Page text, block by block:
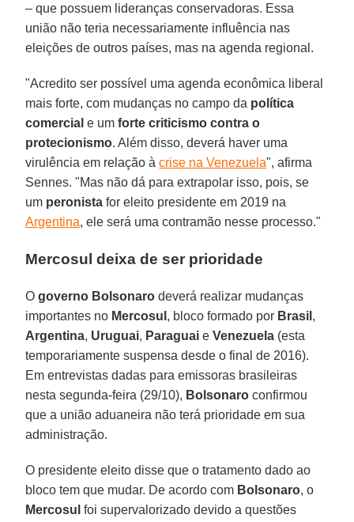
– que possuem lideranças conservadoras. Essa
união não teria necessariamente influência nas
eleições de outros países, mas na agenda regional.
"Acredito ser possível uma agenda econômica liberal
mais forte, com mudanças no campo da política
comercial e umforte criticismo contra o
protecionismo. Além disso, deverá haver uma
virulência em relação àcrise na Venezuela", afirma
Sennes. "Mas não dá para extrapolar isso, pois, se
um peronista for eleito presidente em 2019 na
Argentina, ele será uma contramão nesse processo."
Mercosul deixa de ser prioridade
Ogoverno Bolsonaro deverá realizar mudanças
importantes no Mercosul , bloco formado por Brasil ,
Argentina, Uruguai, Paraguai eVenezuela (esta
temporariamente suspensa desde o final de 2016).
Em entrevistas dadas para emissoras brasileiras
nesta segunda-feira (29/10), Bolsonaro confirmou
que a união aduaneira não terá prioridade em sua
administração.
O presidente eleito disse que o tratamento dado ao
bloco tem que mudar. De acordo com Bolsonaro, o
Mercosul foi supervalorizado devido a questões